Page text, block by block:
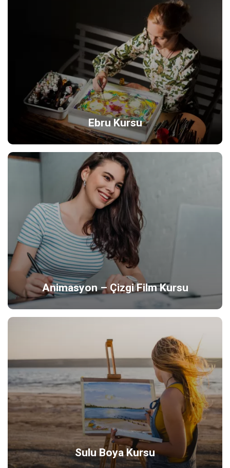
Ebru Kursu
Animasyon – Çizgi Film Kursu
Sulu Boya Kursu